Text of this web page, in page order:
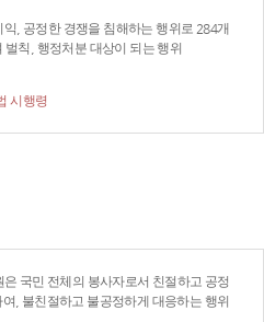
, 공정한 경쟁을 침해하는 행위로 284개
칙, 행정처분 대상이 되는 행위
시행령
국민 전체의 봉사자로서 친절하고 공정
, 불친절하고 불공정하게 대응하는 행위